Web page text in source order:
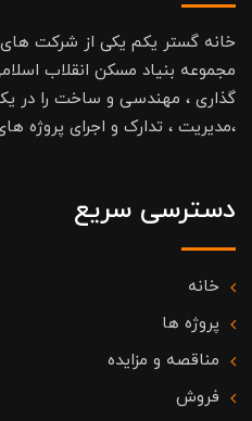
خانه گستر یکم یکی از شرکت های
مجموعه بنیاد مسکن انقلاب
گذاری ، مهندسی و ساخت را در
،مدیریت ، تدارک و اجرای پروژه
دسترسی سریع
خانه
پروژه ها
مناقصه و مزایده
فروش